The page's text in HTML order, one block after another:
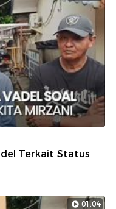
Terkait Status
01:04